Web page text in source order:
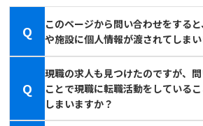
Q
このページから問い合わせをする
や施設に個人情報が渡されてしま
Q
現職の求人も見つけたのですが、
ことで現職に転職活動をしている
しまいますか？